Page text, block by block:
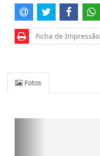
Ficha de Impressão
Fotos